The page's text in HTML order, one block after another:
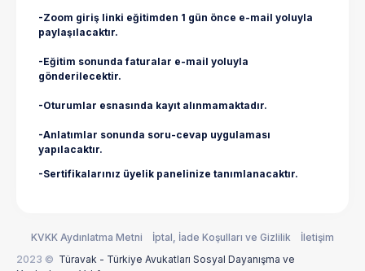
-Zoom giriş linki eğitimden 1 gün önce e-mail yoluyla
paylaşılacaktır.
-Eğitim sonunda faturalar e-mail yoluyla
gönderilecektir.
-Oturumlar esnasında kayıt alınmamaktadır.
-Anlatımlar sonunda soru-cevap uygulaması
yapılacaktır.
-Sertifikalarınız üyelik panelinize tanımlanacaktır.
2023 © Türavak - Türkiye Avukatları Sosyal Dayanışma ve
KVKK Aydınlatma Metni İptal, İade Koşulları ve Gizlilik İletişim